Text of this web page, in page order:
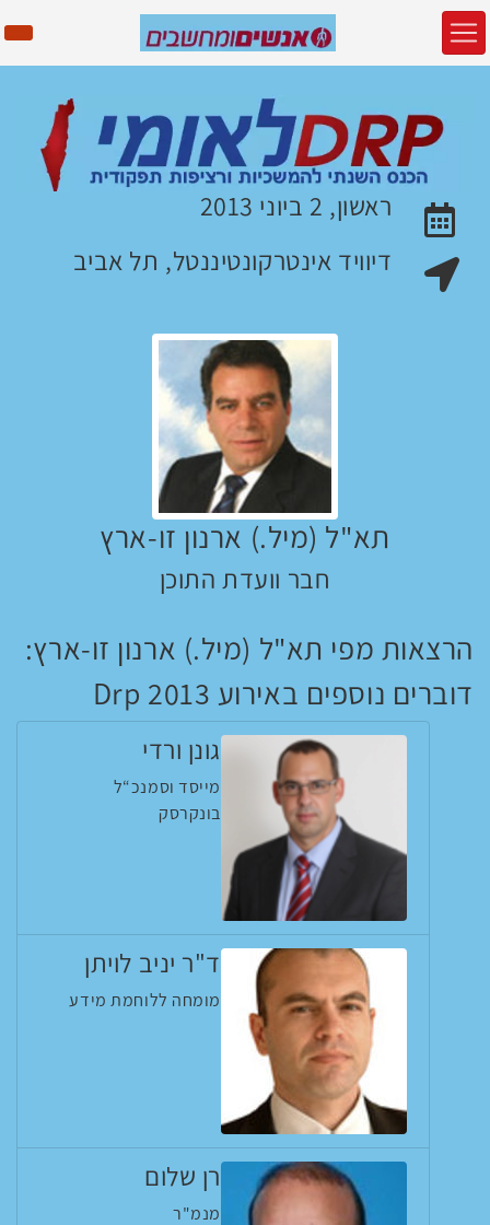
האירוע יתקיים בתאריך
ראשון, 2 ביוני 2013
מקום האירוע:
דיוויד אינטרקונטיננטל, תל אביב
תא"ל (מיל.) ארנון זו-ארץ
חבר וועדת התוכן
הרצאות מפי תא"ל (מיל.) ארנון זו-ארץ:
דוברים נוספים באירוע Drp 2013
גונן ורדי
מייסד וסמנכ“ל
בונקרסק
ד"ר יניב לויתן
מומחה ללוחמת מידע
רן שלום
מנמ"ר